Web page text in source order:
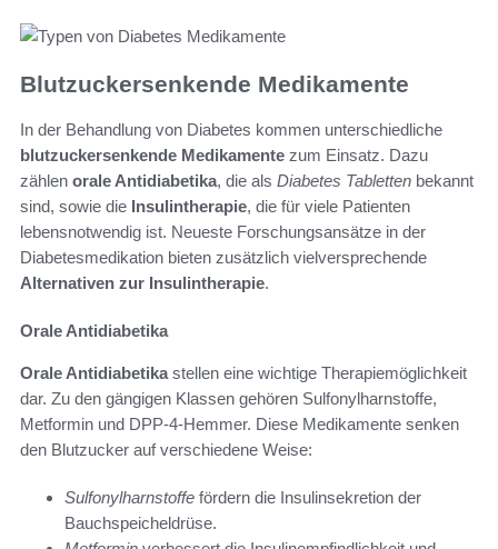
Blutzuckersenkende Medikamente
In der Behandlung von Diabetes kommen unterschiedliche
blutzuckersenkende Medikamente zum Einsatz. Dazu
zählen orale Antidiabetika, die als Diabetes Tabletten bekannt
sind, sowie die Insulintherapie, die für viele Patienten
lebensnotwendig ist. Neueste Forschungsansätze in der
Diabetesmedikation bieten zusätzlich vielversprechende
Alternativen zur Insulintherapie.
Orale Antidiabetika
Orale Antidiabetikastellen eine wichtige Therapiemöglichkeit
dar. Zu den gängigen Klassen gehören Sulfonylharnstoffe,
Metformin und DPP-4-Hemmer. Diese Medikamente senken
den Blutzucker auf verschiedene Weise:
Sulfonylharnstoffe fördern die Insulinsekretion der
Bauchspeicheldrüse.